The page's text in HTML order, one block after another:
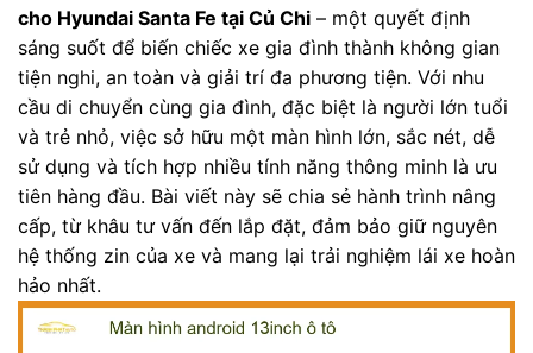
cho Hyundai Santa Fe tại Củ Chi – một quyết định
sáng suốt để biến chiếc xe gia đình thành không gian
tiện nghi, an toàn và giải trí đa phương tiện. Với nhu
cầu di chuyển cùng gia đình, đặc biệt là người lớn tuổi
và trẻ nhỏ, việc sở hữu một màn hình lớn, sắc nét, dễ
sử dụng và tích hợp nhiều tính năng thông minh là ưu
tiên hàng đầu. Bài viết này sẽ chia sẻ hành trình nâng
cấp, từ khâu tư vấn đến lắp đặt, đảm bảo giữ nguyên
hệ thống zin của xe và mang lại trải nghiệm lái xe hoàn
hảo nhất.